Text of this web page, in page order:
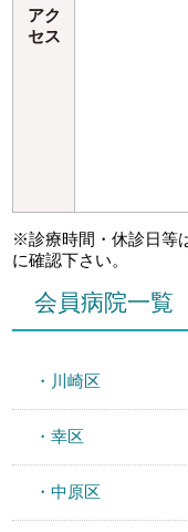
アク
セス
※診療時間・休診日等
に確認下さい。
会員病院一覧
・川崎区
・幸区
・中原区